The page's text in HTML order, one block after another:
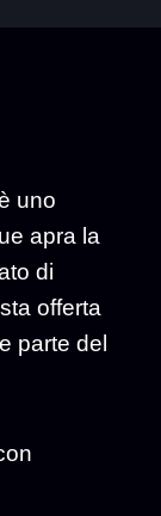
uno
apra la
di
offerta
parte del